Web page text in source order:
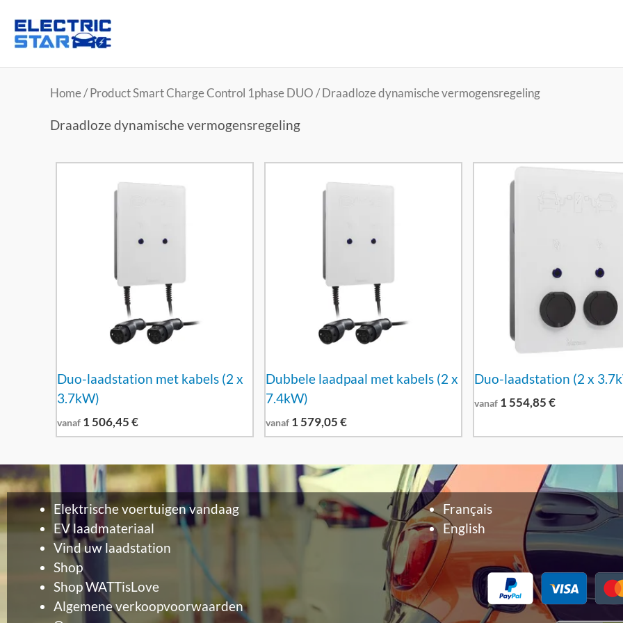
Home/ Product Smart Charge Control 1phase DUO / Draadloze dynamische vermogensregeling
Draadloze dynamische vermogensregeling
Duo-laadstation met kabels (2 x
3.7kW)
vanaf 1 506,45€
Dubbele laadpaal met kabels (2 x
7.4kW)
vanaf 1 579,05€
Duo-laadstation (2 x
vanaf 1 554,85€
Elektrische voertuigen vandaag
EV laadmateriaal
Vind uw laadstation
Shop
Shop WATTisLove
Algemene verkoopvoorwaarden
Français
English